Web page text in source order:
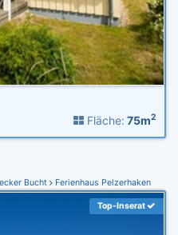
Fläche: 75m2
Bucht Ferienhaus Pelzerhaken
Top-Inserat